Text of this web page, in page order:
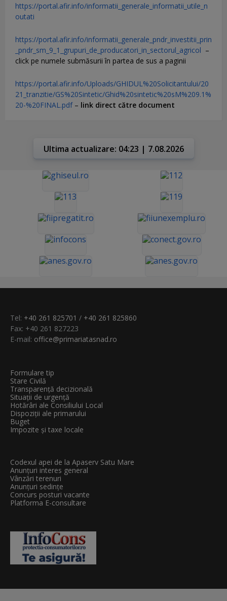
https://portal.afir.info/informatii_generale_informatii_utile_n
outati
https://portal.afir.info/informatii_generale_pndr_investitii_prin
_pndr_sm_9_1_grupuri_de_producatori_in_sectorul_agricol –
click pe numele submăsurii în partea de sus a paginii
https://portal.afir.info/Uploads/GHIDUL%20Solicitantului/20
21_tranzitie/GS%20Sintetic/Ghid%20sintetic%20sM%209.1%
20-%20FINAL.pdf– link direct către document
Ultima actualizare: 04:23 | 7.08.2026
Tel: +40 261 825701 / +40 261 825860
Fax: +40 261 827223
E-mail: office@primariatasnad.ro
Formulare tip
Stare Civilă
Transparenţă decizională
Situații de urgență
Hotărâri ale Consiliului Local
Dispoziții ale primarului
Buget
Impozite și taxe locale
Codexul apei de la Apaserv Satu Mare
Anunțuri interes general
Vânzări terenuri
Anunțuri sedințe
Concurs posturi vacante
Platforma E-consultare